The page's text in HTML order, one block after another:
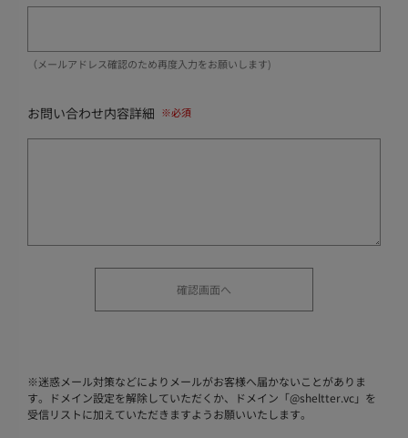
（メールアドレス確認のため再度入力をお願いします)
お問い合わせ内容詳細
※迷惑メール対策などによりメールがお客様へ届かないことがありま
す。ドメイン設定を解除していただくか、ドメイン「@sheltter.vc」を
受信リストに加えていただきますようお願いいたします。